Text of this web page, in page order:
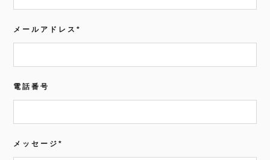
メールアドレス *
電話番号
メッセージ *